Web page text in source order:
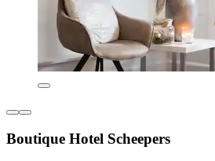
Boutique Hotel Scheepers